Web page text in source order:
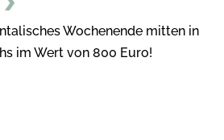
Wochenende mitten in
im Wert von 800 Euro!